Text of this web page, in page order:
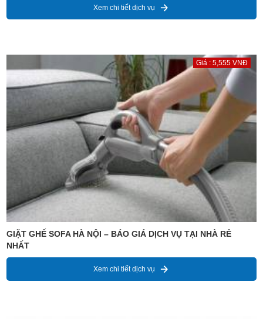
Xem chi tiết dịch vụ
Giá : 5,555 VNĐ
GIẶT GHẾ SOFA HÀ NỘI – BÁO GIÁ DỊCH VỤ TẠI NHÀ RẺ
NHẤT
Xem chi tiết dịch vụ